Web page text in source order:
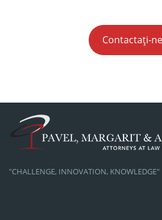
Contactați-ne
"CHALLENGE, INNOVATION, KNOWLEDGE"